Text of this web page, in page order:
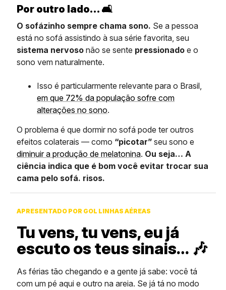
Por outro lado… 🛋️
O sofázinho sempre chama sono. Se a pessoa
está no sofá assistindo à sua série favorita, seu
sistema nervoso não se sente pressionado e o
sono vem naturalmente.
Isso é particularmente relevante para o Brasil,
em que 72% da população sofre com
alterações no sono.
O problema é que dormir no sofá pode ter outros
efeitos colaterais — como “picotar” seu sono e
diminuir a produção de melatonina. Ou seja… A
ciência indica que é bom você evitar trocar sua
cama pelo sofá. risos.
APRESENTADO POR GOL LINHAS AÉREAS
Tu vens, tu vens, eu já
escuto os teus sinais… 🎶
As férias tão chegando e a gente já sabe: você tá
com um pé aqui e outro na areia. Se já tá no modo